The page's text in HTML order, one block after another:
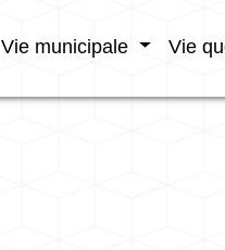
Vie municipale Vie